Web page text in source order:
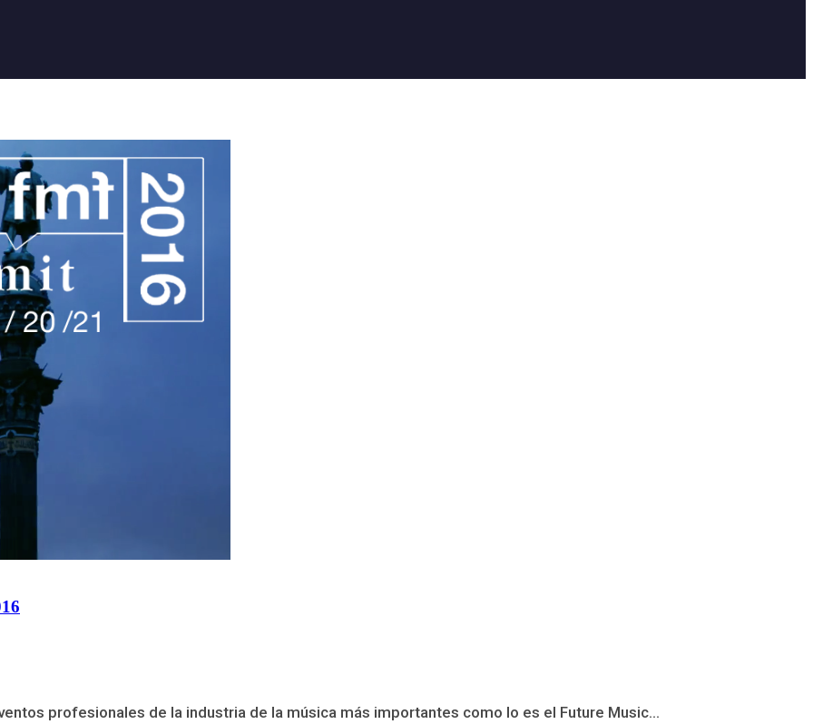
profesionales de la industria de la música más importantes como lo es el Future Music...